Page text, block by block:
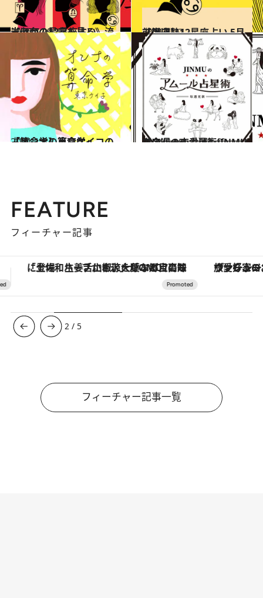
2026.7.29
《ほかの星座も見る》流光七奈の12星座占い
占い 2021.4.27
【蟹座】12星座占い 5月前半運勢
占い
2021.1.6
【算命学】東京ケイコの「オンナの算命学」
占い 2024.6.15
【今週の恋愛運】JINMUのアムール占星術♡
占い
FEATURE
フィーチャー記事
ヴァシュロン・コンスタンタン「オーヴァーシーズ・オートマティック」。旅愛好家のお気に入りコレクションから、ジェンダーレスな新作が登場 【銀座で出合う最旬美容】美髪ケアや上質
3 / 5
フィーチャー記事一覧